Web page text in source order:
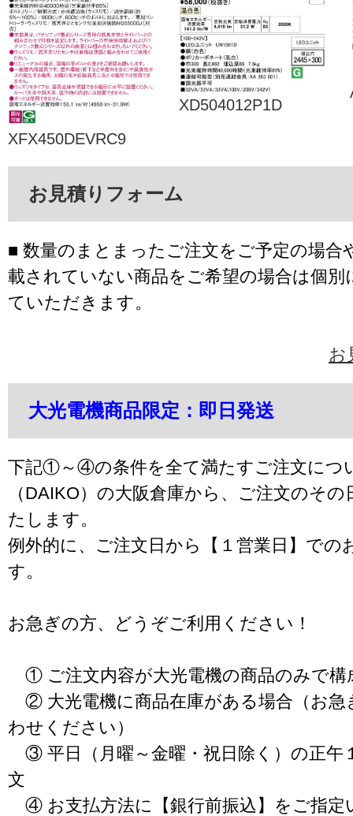
XFX450DEVRC9
XD504012P1D
お見積りフォーム
■ 数量のまとまったご注文をご予定の場合
載されていない商品をご希望の場合は個別
ていただきます。
お
大光電機商品限定：即日発送
下記①～④の条件を全て満たすご注文につ
（DAIKO）の大阪倉庫から、ご注文のそ
たします。
例外的に、ご注文日から【１営業日】での
す。
お急ぎの方、どうぞご利用ください！
① ご注文内容が大光電機の商品のみで構
② 大光電機に商品在庫がある場合（お急
わせください）
③ 平日（月曜～金曜・祝日除く）の正午
文
④ お支払方法に【銀行前振込】をご指定